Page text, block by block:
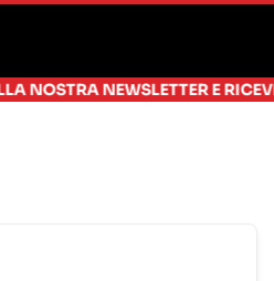
NEWSLETTER E RICEVI